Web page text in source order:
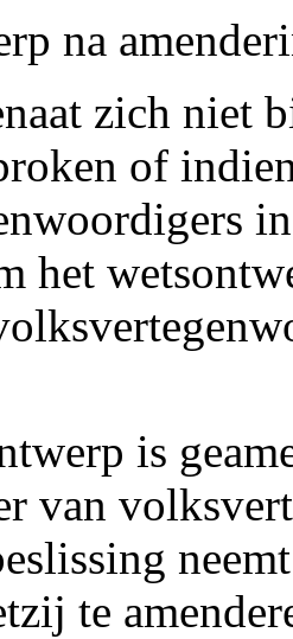
na
zich niet
of
het
is
van
te